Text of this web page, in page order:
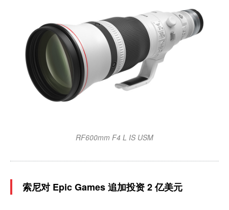
RF600mm F4 L IS USM
索尼对 Epic Games 追加投资 2 亿美元